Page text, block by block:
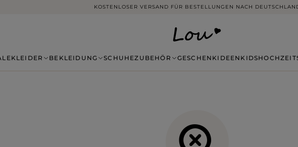
KOSTENLOSER VERSAND FÜR BESTELLUNGEN NACH
KLEIDER BEKLEIDUNG SCHUHEZUBEHÖR GESCHENKIDEEN KIDS